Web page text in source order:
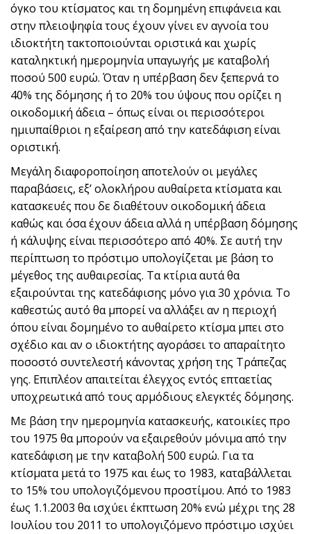
όγκο του κτίσματος και τη δομημένη επιφάνεια και
στην πλειοψηφία τους έχουν γίνει εν αγνοία του
ιδιοκτήτη τακτοποιούνται οριστικά και χωρίς
καταληκτική ημερομηνία υπαγωγής με καταβολή
ποσού 500 ευρώ. Όταν η υπέρβαση δεν ξεπερνά το
40% της δόμησης ή το 20% του ύψους που ορίζει η
οικοδομική άδεια – όπως είναι οι περισσότεροι
ημιυπαίθριοι η εξαίρεση από την κατεδάφιση είναι
οριστική.
Μεγάλη διαφοροποίηση αποτελούν οι μεγάλες
παραβάσεις, εξ’ ολοκλήρου αυθαίρετα κτίσματα και
κατασκευές που δε διαθέτουν οικοδομική άδεια
καθώς και όσα έχουν άδεια αλλά η υπέρβαση δόμησης
ή κάλυψης είναι περισσότερο από 40%. Σε αυτή την
περίπτωση το πρόστιμο υπολογίζεται με βάση το
μέγεθος της αυθαιρεσίας. Τα κτίρια αυτά θα
εξαιρούνται της κατεδάφισης μόνο για 30 χρόνια. Το
καθεστώς αυτό θα μπορεί να αλλάξει αν η περιοχή
όπου είναι δομημένο το αυθαίρετο κτίσμα μπει στο
σχέδιο και αν ο ιδιοκτήτης αγοράσει το απαραίτητο
ποσοστό συντελεστή κάνοντας χρήση της Τράπεζας
γης. Επιπλέον απαιτείται έλεγχος εντός επταετίας
υποχρεωτικά από τους αρμόδιους ελεγκτές δόμησης.
Με βάση την ημερομηνία κατασκευής, κατοικίες προ
του 1975 θα μπορούν να εξαιρεθούν μόνιμα από την
κατεδάφιση με την καταβολή 500 ευρώ. Για τα
κτίσματα μετά το 1975 και έως το 1983, καταβάλλεται
το 15% του υπολογιζόμενου προστίμου. Από το 1983
έως 1.1.2003 θα ισχύει έκπτωση 20% ενώ μέχρι της 28
Ιουλίου του 2011 το υπολογιζόμενο πρόστιμο ισχύει